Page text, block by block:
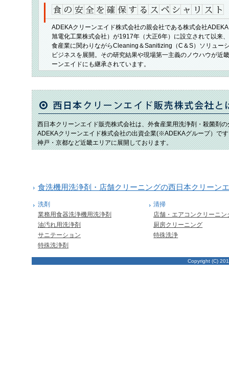
ADEKAクリーンエイド株式会社の親会社である株式会社
旭電化工業株式会社）が1917年（大正6年）に設立されて以来
食産業に関わりながらCleaning＆Sanitizing（C＆S）ソリュー
ビジネスを展開。その研究結果や現場第一主義のノウハウが近
ーンエイドにも継承されています。
西日本クリーンエイド販売株式会社は、外食産業用洗浄剤・殺菌剤
ADEKAクリーンエイド株式会社の出資企業(※ADEKAグループ）で
神戸・京都など近畿エリアに展開しております。
食洗機用洗浄剤・店舗クリーニングの西日本クリーン
洗剤
業務用食器洗浄機用洗浄剤
油汚れ用洗浄剤
サニテーション
特殊洗浄剤
清掃
店舗・エアコンクリーニン
厨房クリーニング
特殊洗浄
Copyright (C)